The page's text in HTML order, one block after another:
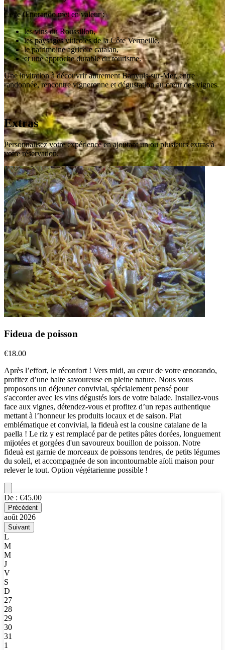
Cette Œnorando met en valeur :
les vins du Roussillon,
les paysages viticoles de la Côte Vermeille,
le patrimoine agricole catalan,
et une approche durable du tourisme.
Une invitation à découvrir autrement Banyuls-sur-Mer, entre
randonnée, rencontre vigneronne et dégustation au cœur des vignes.
Extras
Personnalisez votre expérience en ajoutant un ou plusieurs extras à
votre réservation.
Fideua de poisson
€18.00
Après l’effort, le réconfort ! Vers midi, au cœur de votre œnorando,
profitez d’une halte savoureuse en pleine nature. Nous vous
proposons un déjeuner convivial, spécialement pensé pour
s'accorder avec les vins dégustés lors de votre balade. Installez-vous
face aux vignes, détendez-vous et profitez d’un repas authentique
mettant à l’honneur les produits locaux et de saison. Plat
emblématique et convivial, la fideuà est la cousine catalane de la
paella ! Le riz y est remplacé par de petites pâtes dorées, longuement
mijotées et gorgées d'un savoureux bouillon de poisson. Notre
fideuà est garnie de morceaux de poissons tendres, de petits légumes
du soleil, et accompagnée de son incontournable aïoli maison pour
relever le tout. Option végétarienne possible !
De : €45.00
Précédent
août 2026
Suivant
L
M
M
J
V
S
D
27
28
29
30
31
1